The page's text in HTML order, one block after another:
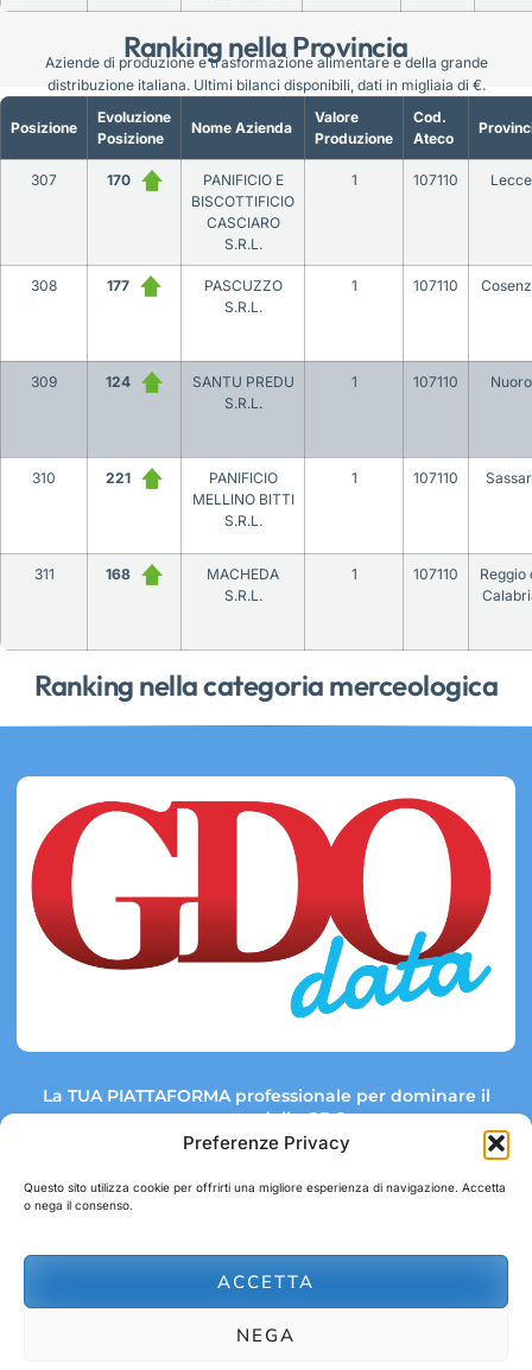
Preferenze Privacy
Questo sito utilizza cookie per offrirti una migliore esperienza di navigazione. Accetta
o nega il consenso.
ACCETTA
NEGA
Ranking nella Provincia
Ranking nella categoria merceologica
Posizione
Evoluzione
Posizione
Nome Azienda
Valore
Produzione
Cod.
Ateco
307 170
PANIFICIO E
BISCOTTIFICIO
CASCIARO
S.R.L.
1 107110 Lecce
308 177
PASCUZZO
S.R.L.
1 107110
309 124
SANTU PREDU
S.R.L.
1 107110 Nuoro
310 221
PANIFICIO
MELLINO BITTI
S.R.L.
1 107110
311 168
MACHEDA
S.R.L.
1 107110
Reggio
Aziende di produzione e trasformazione alimentare e della grande
distribuzione italiana. Ultimi bilanci disponibili, dati in migliaia di €.
La TUA PIATTAFORMA professionale per dominare il
mercato della GDO.
Link rapidi:
abbonamenti@gdodata.it